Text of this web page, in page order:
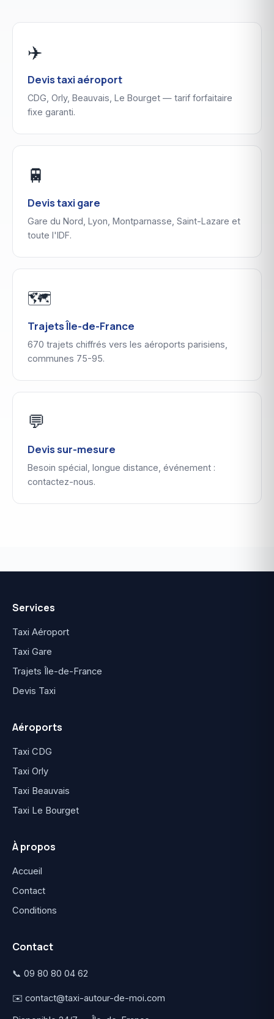
✈️
Devis taxi aéroport
CDG, Orly, Beauvais, Le Bourget — tarif forfaitaire
fixe garanti.
🚆
Devis taxi gare
Gare du Nord, Lyon, Montparnasse, Saint-Lazare et
toute l'IDF.
🗺️
Trajets Île-de-France
670 trajets chiffrés vers les aéroports parisiens,
communes 75-95.
💬
Devis sur-mesure
Besoin spécial, longue distance, événement :
contactez-nous.
Services
Taxi Aéroport
Taxi Gare
Trajets Île-de-France
Devis Taxi
Aéroports
Taxi CDG
Taxi Orly
Taxi Beauvais
Taxi Le Bourget
À propos
Accueil
Contact
Conditions
Contact
📞 09 80 80 04 62
✉️ contact@taxi-autour-de-moi.com